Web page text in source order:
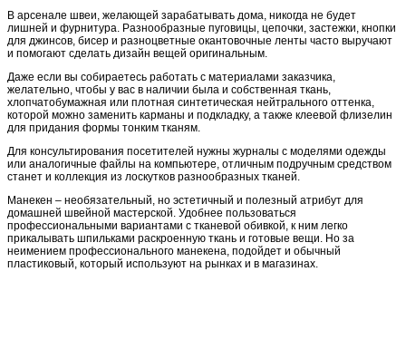
В арсенале швеи, желающей зарабатывать дома, никогда не будет
лишней и фурнитура. Разнообразные пуговицы, цепочки, застежки, кнопки
для джинсов, бисер и разноцветные окантовочные ленты часто выручают
и помогают сделать дизайн вещей оригинальным.
Даже если вы собираетесь работать с материалами заказчика,
желательно, чтобы у вас в наличии была и собственная ткань,
хлопчатобумажная или плотная синтетическая нейтрального оттенка,
которой можно заменить карманы и подкладку, а также клеевой флизелин
для придания формы тонким тканям.
Для консультирования посетителей нужны журналы с моделями одежды
или аналогичные файлы на компьютере, отличным подручным средством
станет и коллекция из лоскутков разнообразных тканей.
Манекен – необязательный, но эстетичный и полезный атрибут для
домашней швейной мастерской. Удобнее пользоваться
профессиональными вариантами с тканевой обивкой, к ним легко
прикалывать шпильками раскроенную ткань и готовые вещи. Но за
неимением профессионального манекена, подойдет и обычный
пластиковый, который используют на рынках и в магазинах.